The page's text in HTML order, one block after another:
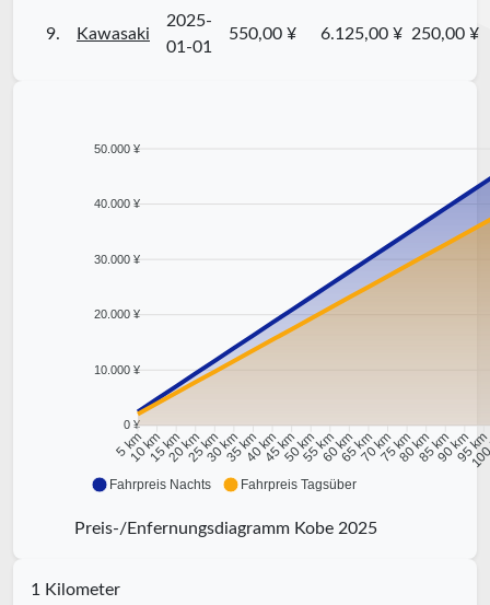
9. Kawasaki
2025-
01-01
550,00 ¥ 6.125,00 ¥ 250,00 ¥
50.000 ¥
40.000 ¥
30.000 ¥
20.000 ¥
10.000 ¥
0 ¥
5 km
10 km15 km20 km25 km30 km35 km40 km45 km50 km55 km60 km65 km70 km75 km80 km85 km90 km95 km
Fahrpreis Nachts Fahrpreis Tagsüber
Preis-/Enfernungsdiagramm Kobe 2025
1 Kilometer